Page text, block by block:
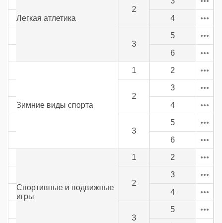
Легкая атлетика
2
4
3
5
6
Зимние виды спорта
1 2
2
3
4
3
5
6
Спортивные и подвижные
игры
1 2
2
3
4
3
5